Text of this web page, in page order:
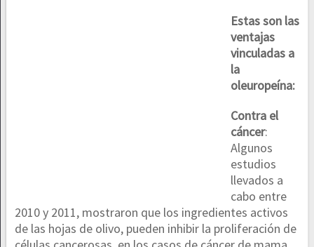
Estas son las
ventajas
vinculadas a
la
oleuropeína:
Contra el
cáncer:
Algunos
estudios
llevados a
cabo entre
2010 y 2011, mostraron que los ingredientes activos
de las hojas de olivo, pueden inhibir la proliferación de